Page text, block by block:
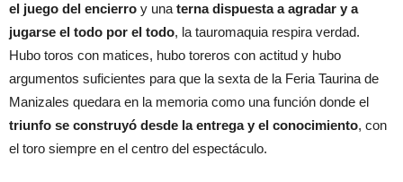
el juego del encierro y unaterna dispuesta a agradar y a
jugarse el todo por el todo, la tauromaquia respira verdad.
Hubo toros con matices, hubo toreros con actitud y hubo
argumentos suficientes para que la sexta de la Feria Taurina de
Manizales quedara en la memoria como una función donde el
triunfo se construyó desde la entrega y el conocimiento, con
el toro siempre en el centro del espectáculo.